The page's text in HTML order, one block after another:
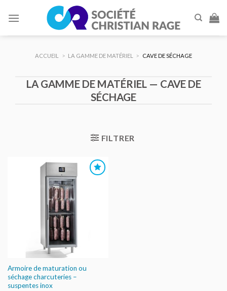
ACCUEIL > LA GAMME DE MATÉRIEL > CAVE DE SÉCHAGE
LA GAMME DE MATÉRIEL — CAVE DE
SÉCHAGE
FILTRER
AJOUTER
AU DEVIS
Armoire de maturation ou
séchage charcuteries –
suspentes inox